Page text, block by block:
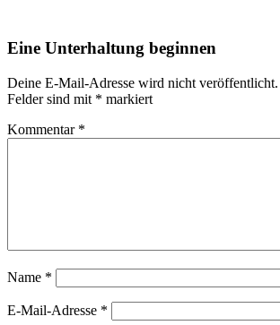
Eine Unterhaltung beginnen
Deine E-Mail-Adresse wird nicht veröffentlicht.
Felder sind mit * markiert
Kommentar *
Name *
E-Mail-Adresse *